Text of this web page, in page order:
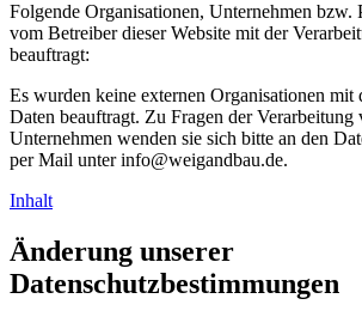
Folgende Organisationen, Unternehmen bzw.
vom Betreiber dieser Website mit der
beauftragt:
Es wurden keine externen Organisationen mit
Daten beauftragt. Zu Fragen der Verarbeitung
Unternehmen wenden sie sich bitte an den
per Mail unter info@weigandbau.de.
Inhalt
Änderung unserer
Datenschutzbestimmungen